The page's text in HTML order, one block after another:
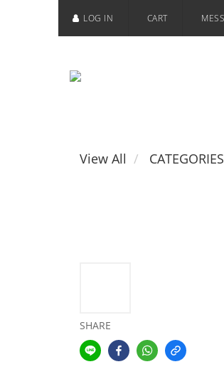
LOG IN CART
View All CATEGORIES
SHARE